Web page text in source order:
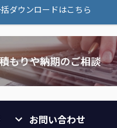
ダウンロードはこちら
お問い合わせ